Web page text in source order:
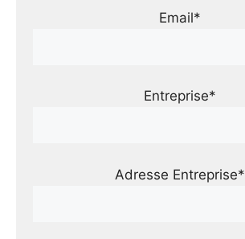
Email*
Entreprise*
Adresse Entreprise*